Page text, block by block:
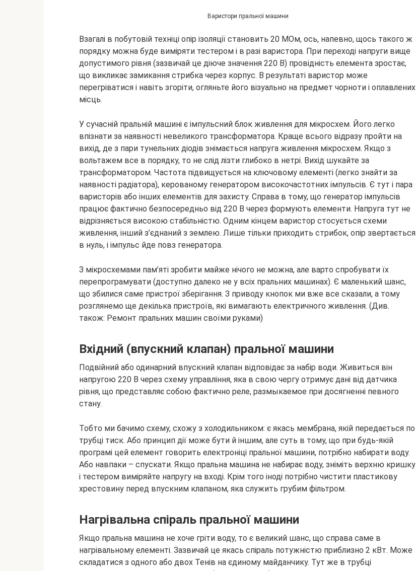
Варистори пральної машини
Взагалі в побутовій техніці опір ізоляції становить 20 МОм, ось, напевно, щось такого ж
порядку можна буде виміряти тестером і в разі варистора. При переході напруги вище
допустимого рівня (зазвичай це діюче значення 220 В) провідність елемента зростає,
що викликає замикання стрибка через корпус. В результаті варистор може
перегріватися і навіть згоріти, огляньте його візуально на предмет чорноти і оплавлених
місць.
У сучасній пральній машині є імпульсний блок живлення для мікросхем. Його легко
впізнати за наявності невеликого трансформатора. Краще всього відразу пройти на
вихід, де з пари тунельних діодів знімається напруга живлення мікросхем. Якщо з
вольтажем все в порядку, то не слід лізти глибоко в нетрі. Вихід шукайте за
трансформатором. Частота підвищується на ключовому елементі (легко знайти за
наявності радіатора), керованому генератором високочастотних імпульсів. Є тут і пара
варисторів або інших елементів для захисту. Справа в тому, що генератор імпульсів
працює фактично безпосередньо від 220 В через формують елементи. Напруга тут не
відрізняється високою стабільністю. Одним кінцем варистор стосується схеми
живлення, інший з’єднаний з землею. Лише тільки приходить стрибок, опір звертається
в нуль, і імпульс йде повз генератора.
З мікросхемами пам’яті зробити майже нічого не можна, але варто спробувати їх
перепрограмувати (доступно далеко не у всіх пральних машинах). Є маленький шанс,
що збилися саме пристрої зберігання. З приводу кнопок ми вже все сказали, а тому
розглянемо ще декілька пристроїв, які вимагають електричного живлення. (Див.
також: Ремонт пральних машин своїми руками)
Вхідний (впускний клапан) пральної машини
Подвійний або одинарний впускний клапан відповідає за набір води. Живиться він
напругою 220 В через схему управління, яка в свою чергу отримує дані від датчика
рівня, що представляє собою фактично реле, размыкаемое при досягненні певного
стану.
Тобто ми бачимо схему, схожу з холодильником: є якась мембрана, якій передається по
трубці тиск. Або принцип дії може бути й іншим, але суть в тому, що при будь-якій
програмі цей елемент говорить електроніці пральної машини, потрібно набирати воду.
Або навпаки – спускати. Якщо пральна машина не набирає воду, зніміть верхню кришку
і тестером виміряйте напругу на вході. Крім того іноді потрібно чистити пластикову
хрестовину перед впускним клапаном, яка служить грубим фільтром.
Нагрівальна спіраль пральної машини
Якщо пральна машина не хоче гріти воду, то є великий шанс, що справа саме в
нагрівальному елементі. Зазвичай це якась спіраль потужністю приблизно 2 кВт. Може
складатися з одного або двох Тенів на єдиному майданчику. Тут же в трубці